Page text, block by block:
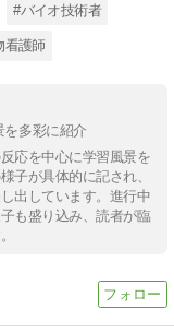
#バイオ技術者
看護師
を多彩に紹介
応を中心に学習風景を
子が具体的に記され、
出しています。進行中
も盛り込み、読者が臨